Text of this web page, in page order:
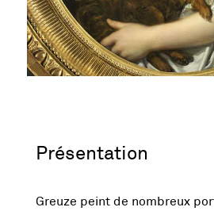
Présentation
Greuze peint de nombreux